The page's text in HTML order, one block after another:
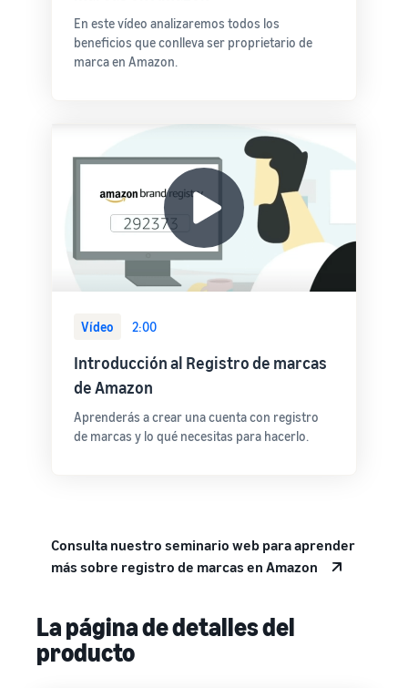
En este vídeo analizaremos todos los
beneficios que conlleva ser proprietario de
marca en Amazon.
Vídeo 2:00
Introducción al Registro de marcas
de Amazon
Aprenderás a crear una cuenta con registro
de marcas y lo qué necesitas para hacerlo.
Consulta nuestro seminario web para aprender
más sobre registro de marcas en Amazon
La página de detalles del
producto